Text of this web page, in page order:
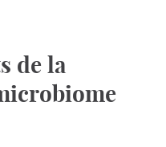
de la